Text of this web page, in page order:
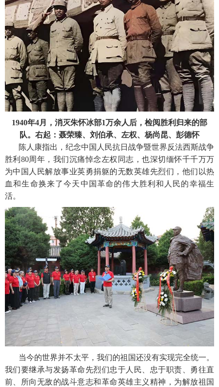
1940年4月，消灭朱怀冰部1万余人后，检阅胜利归来的部
队。右起：聂荣臻、刘伯承、左权、杨尚昆、彭德怀
陈人康指出，纪念中国人民抗日战争暨世界反法西斯战争
胜利80周年，我们沉痛悼念左权同志，也深切缅怀千千万万
为中国人民解放事业英勇捐躯的无数英雄先烈们，他们以热
血和生命换来了今天中国革命的伟大胜利和人民的幸福生
活。
当今的世界并不太平，我们的祖国还没有实现完全统一。
我们要继承与发扬革命先烈们忠于人民、忠于职责、勇往直
前、所向无敌的战斗意志和革命英雄主义精神，为解放祖国